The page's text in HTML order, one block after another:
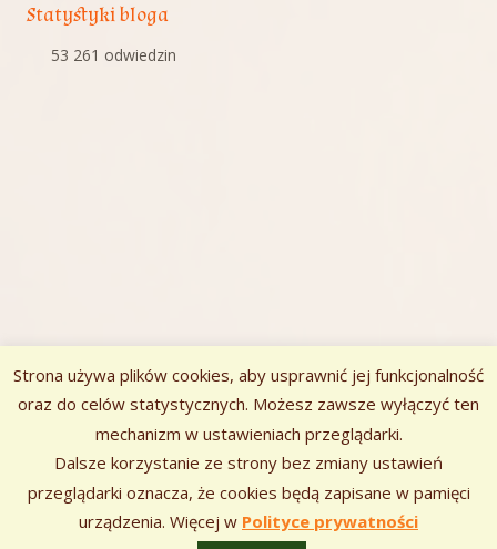
Statystyki bloga
53 261 odwiedzin
Zawartość
stopki
Tiny Framework • Zaloguj się
Strona używa plików cookies, aby usprawnić jej funkcjonalność
oraz do celów statystycznych. Możesz zawsze wyłączyć ten
mechanizm w ustawieniach przeglądarki.
Dalsze korzystanie ze strony bez zmiany ustawień
przeglądarki oznacza, że cookies będą zapisane w pamięci
urządzenia. Więcej w Polityce prywatności